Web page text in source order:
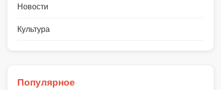
Новости
Культура
Популярное